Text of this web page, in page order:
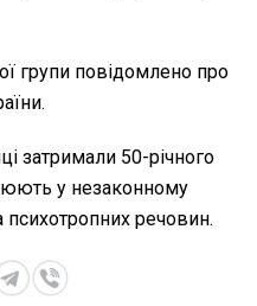
групи повідомлено про
затримали 50-річного
у незаконному
психотропних речовин.